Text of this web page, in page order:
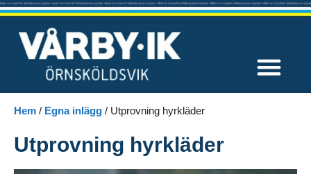
Hem / Egna inlägg / Utprovning hyrkläder
Utprovning hyrkläder